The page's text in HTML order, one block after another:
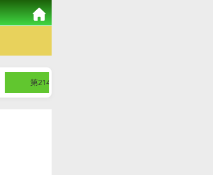
第214期